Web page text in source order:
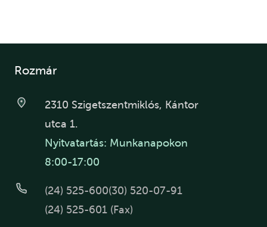
Rozmár
2310 Szigetszentmiklós, Kántor
utca 1.
Nyitvatartás: Munkanapokon
8:00-17:00
(24) 525-600(30) 520-07-91
(24) 525-601 (Fax)